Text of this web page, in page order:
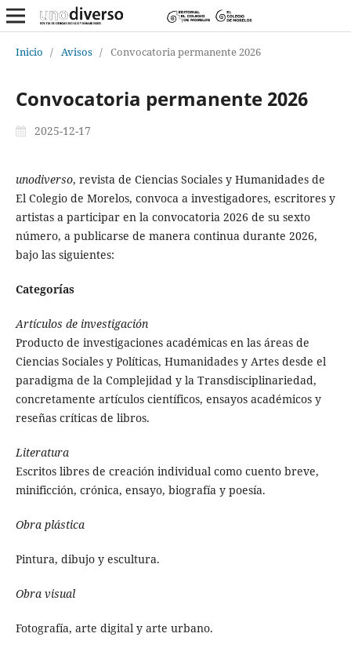
Inicio / Avisos / Convocatoria permanente 2026
Convocatoria permanente 2026
2025-12-17
unodiverso, revista de Ciencias Sociales y Humanidades de
El Colegio de Morelos, convoca a investigadores, escritores y
artistas a participar en la convocatoria 2026 de su sexto
número, a publicarse de manera continua durante 2026,
bajo las siguientes:
Categorías
Artículos de investigación
Producto de investigaciones académicas en las áreas de
Ciencias Sociales y Políticas, Humanidades y Artes desde el
paradigma de la Complejidad y la Transdisciplinariedad,
concretamente artículos científicos, ensayos académicos y
reseñas críticas de libros.
Literatura
Escritos libres de creación individual como cuento breve,
minificción, crónica, ensayo, biografía y poesía.
Obra plástica
Pintura, dibujo y escultura.
Obra visual
Fotografía, arte digital y arte urbano.